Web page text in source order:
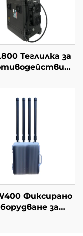
Теглилка за
Фиксирано
за